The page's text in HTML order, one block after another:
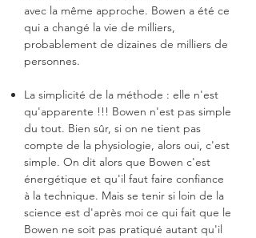
avec la même approche. Bowen a été ce
qui a changé la vie de milliers,
probablement de dizaines de milliers de
personnes.
La simplicité de la méthode : elle n'est
qu'apparente !!! Bowen n'est pas simple
du tout. Bien sûr, si on ne tient pas
compte de la physiologie, alors oui, c'est
simple. On dit alors que Bowen c'est
énergétique et qu'il faut faire confiance
à la technique. Mais se tenir si loin de la
science est d'après moi ce qui fait que le
Bowen ne soit pas pratiqué autant qu'il